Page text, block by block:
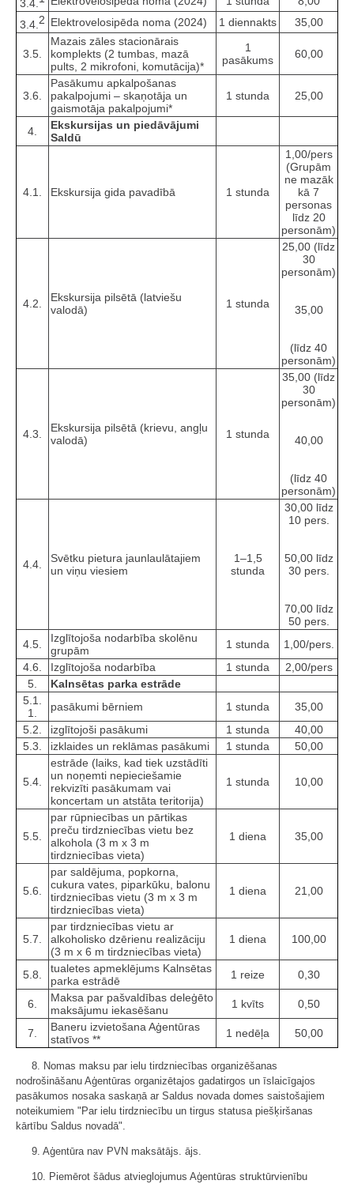
3.4.
3.4. 2 Elektrovelosipēda noma (2024) 1 diennakts 35,00
3.5.
Mazais zāles stacionārais
komplekts (2 tumbas, mazā
pults, 2 mikrofoni, komutācija)*
1
pasākums
60,00
3.6.
Pasākumu apkalpošanas
pakalpojumi – skaņotāja un
gaismotāja pakalpojumi*
1 stunda 25,00
4.
Ekskursijas un piedāvājumi
Saldū
4.1. Ekskursija gida pavadībā 1 stunda
1,00/pers
(Grupām
ne mazāk
kā 7
personas
līdz 20
personām)
4.2.
Ekskursija pilsētā (latviešu
valodā)
1 stunda
25,00 (līdz
30
personām)
35,00
(līdz 40
personām)
4.3.
Ekskursija pilsētā (krievu, angļu
valodā)
1 stunda
35,00 (līdz
30
personām)
40,00
(līdz 40
personām)
4.4.
Svētku pietura jaunlaulātajiem
un viņu viesiem
1–1,5
stunda
30,00 līdz
10 pers.
50,00 līdz
30 pers.
70,00 līdz
50 pers.
4.5.
Izglītojoša nodarbība skolēnu
grupām
1 stunda
1,00/pers.
4.6.
Izglītojoša nodarbība 1 stunda
2,00/pers
5.
Kalnsētas parka estrāde
5.1.
1.
pasākumi bērniem 1 stunda
35,00
5.2.
izglītojoši pasākumi 1 stunda
40,00
5.3.
izklaides un reklāmas pasākumi 1 stunda 50,00
5.4.
estrāde (laiks, kad tiek uzstādīti
un noņemti nepieciešamie
rekvizīti pasākumam vai
koncertam un atstāta teritorija)
1 stunda 10,00
5.5.
par rūpniecības un pārtikas
preču tirdzniecības vietu bez
alkohola (3 m x 3 m
tirdzniecības vieta)
1 diena 35,00
5.6.
par saldējuma, popkorna,
cukura vates, piparkūku, balonu
tirdzniecības vietu (3 m x 3 m
tirdzniecības vieta)
1 diena 21,00
5.7.
par tirdzniecības vietu ar
alkoholisko dzērienu realizāciju
(3 m x 6 m tirdzniecības vieta)
1 diena 100,00
5.8.
tualetes apmeklējums Kalnsētas
parka estrādē
1 reize 0,30
6.
Maksa par pašvaldības deleģēto
maksājumu iekasēšanu
1 kvīts 0,50
7.
Baneru izvietošana Aģentūras
statīvos **
1 nedēļa 50,00
8. Nomas maksu par ielu tirdzniecības organizēšanas
nodrošināšanu Aģentūras organizētajos gadatirgos un īslaicīgajos
pasākumos nosaka saskaņā ar Saldus novada domes saistošajiem
noteikumiem "Par ielu tirdzniecību un tirgus statusa piešķiršanas
kārtību Saldus novadā".
9. Aģentūra nav PVN maksātājs. ājs.
10. Piemērot šādus atvieglojumus Aģentūras struktūrvienību